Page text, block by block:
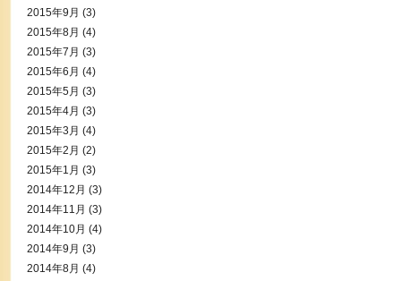
2015年9月 (3)
2015年8月 (4)
2015年7月 (3)
2015年6月 (4)
2015年5月 (3)
2015年4月 (3)
2015年3月 (4)
2015年2月 (2)
2015年1月 (3)
2014年12月 (3)
2014年11月 (3)
2014年10月 (4)
2014年9月 (3)
2014年8月 (4)